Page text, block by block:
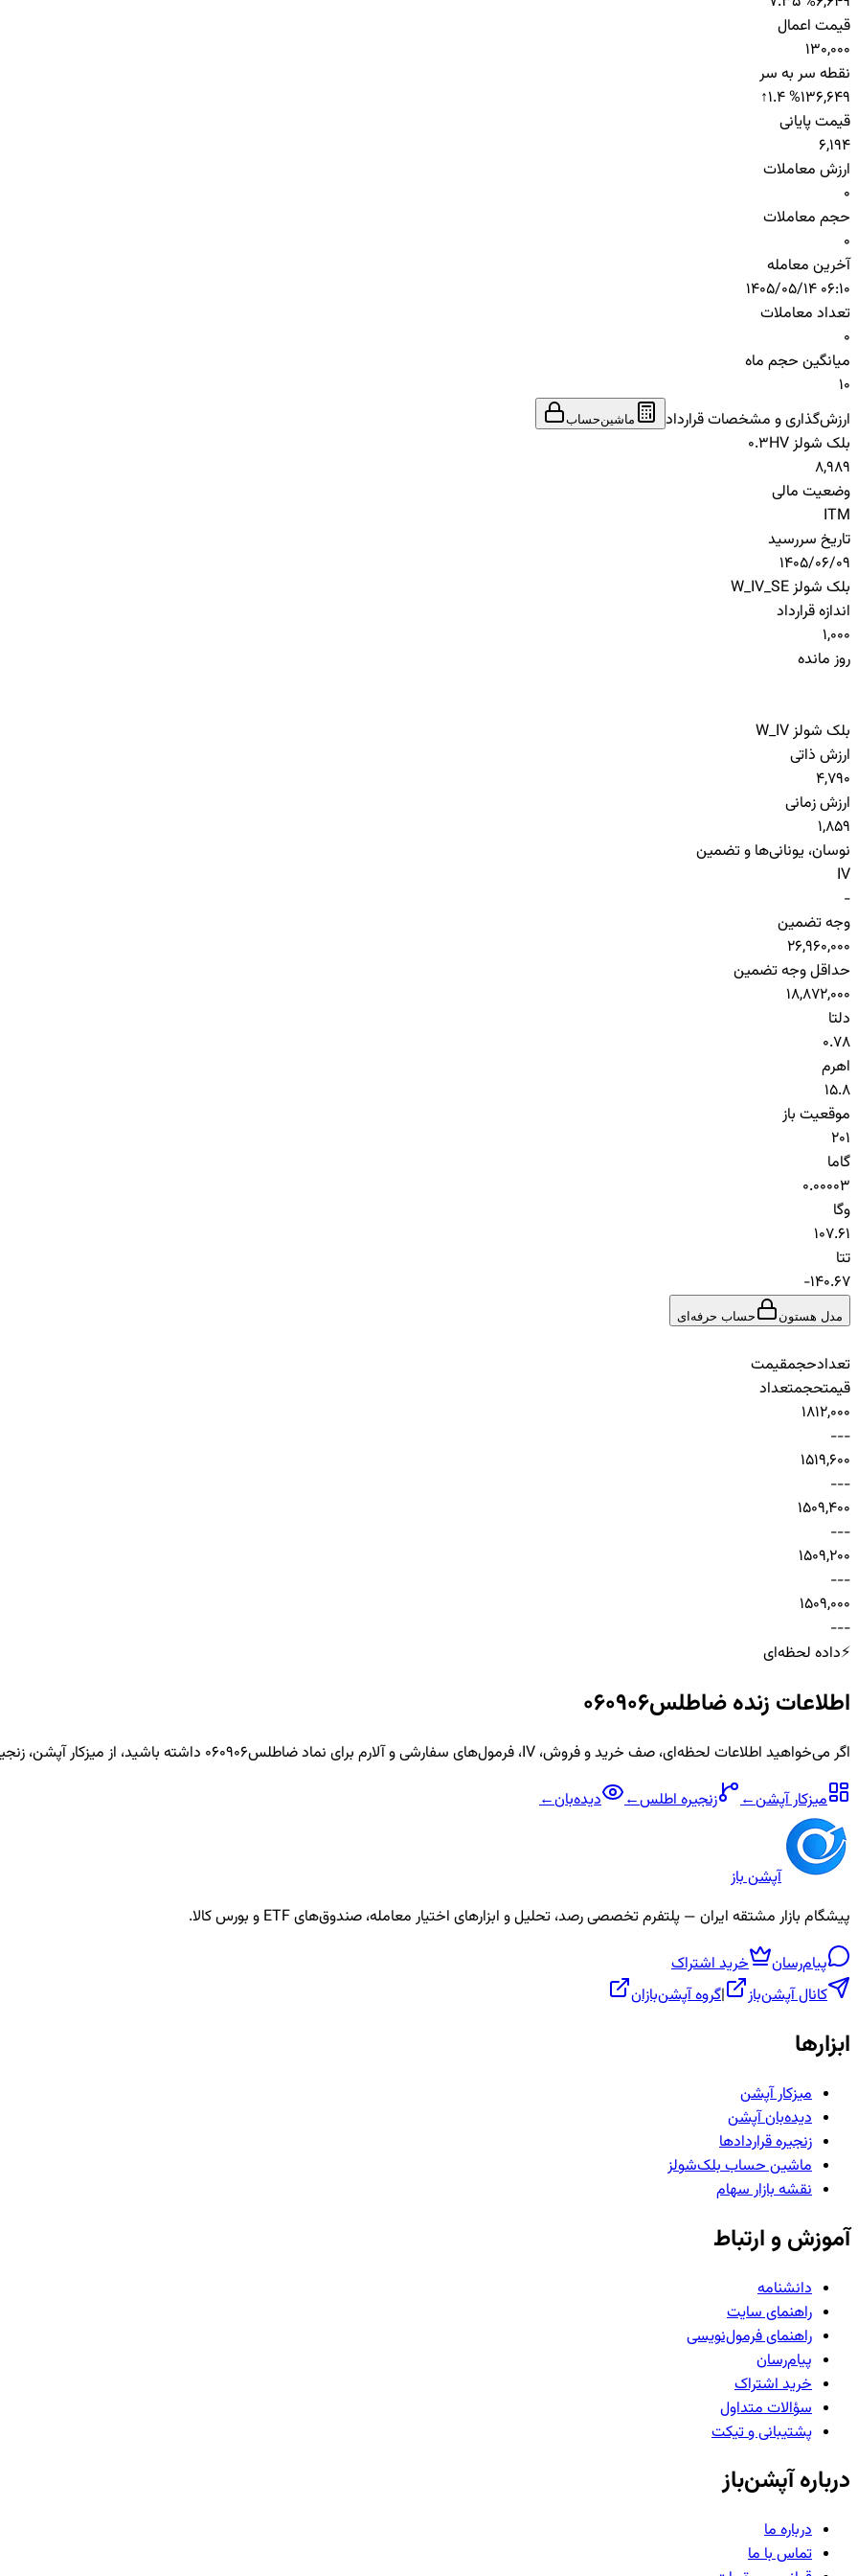
قیمت اعمال
130,000
نقطه سر به سر
136,649
↑1.4 %
قیمت پایانی
6,194
ارزش معاملات
0
حجم معاملات
0
آخرین معامله
1405/05/14 06:10
تعداد معاملات
0
میانگین حجم ماه
10
ارزش‌گذاری و مشخصات قرارداد
ماشین‌حساب
بلک شولز HV
0.3
8,989
وضعیت مالی
ITM
تاریخ سررسید
1405/06/09
بلک شولز W_IV_SE
اندازه قرارداد
1,000
روز مانده
بلک شولز W_IV
ارزش ذاتی
4,790
ارزش زمانی
1,859
نوسان، یونانی‌ها و تضمین
IV
-
وجه تضمین
26,960,000
حداقل وجه تضمین
18,872,000
دلتا
0.78
اهرم
15.8
موقعیت باز
201
گاما
0.00003
وگا
107.61
تتا
-140.67
مدل هستون حساب حرفه‌ای
تعدادحجمقیمت
قیمتحجمتعداد
1812,000
-
-
-
1519,600
-
-
-
1509,400
-
-
-
1509,200
-
-
-
1509,000
-
-
-
⚡داده لحظه‌ای
اطلاعات زندهضاطلس060906
اگر می‌خواهید اطلاعات لحظه‌ای، صف خرید و فروش، IV، فرمول‌های سفارشی و آلارم برای نماد ضاطلس060906
داشته باشید، از میزکار آپشن،
میزکار آپشن← زنجیرهاطلس← دیده‌بان←
آپشن باز
پیشگام بازار مشتقه ایران — پلتفرم تخصصی رصد، تحلیل و ابزارهای اختیار معامله، صندوق‌های ETF و بورس کالا.
پیام‌رسان
خرید اشتراک
کانال آپشن‌باز
|گروه آپشن‌بازان
ابزارها
میزکار آپشن
دیده‌بان آپشن
زنجیره قراردادها
ماشین حساب بلک‌شولز
نقشه بازار سهام
آموزش و ارتباط
دانشنامه
راهنمای سایت
راهنمای فرمول‌نویسی
پیام‌رسان
خرید اشتراک
سؤالات متداول
پشتیبانی و تیکت
درباره آپشن‌باز
درباره ما
تماس با ما